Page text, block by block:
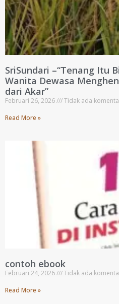
SriSundari –“Tenang Itu
Wanita Dewasa
dari Akar”
Februari 26, 2026
Tidak ada
Read More »
contoh ebook
Februari 24, 2026
Tidak ada
Read More »